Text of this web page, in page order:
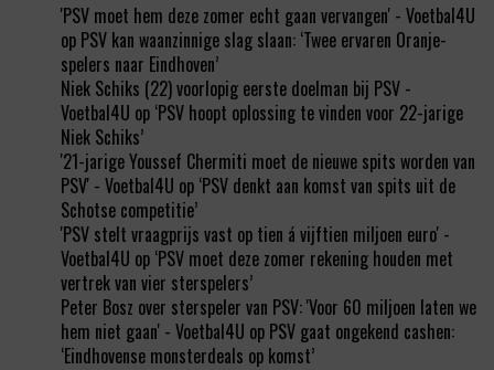
'PSV moet hem deze zomer echt gaan vervangen' - Voetbal4U
op PSV kan waanzinnige slag slaan: ‘Twee ervaren Oranje-
spelers naar Eindhoven’
Niek Schiks (22) voorlopig eerste doelman bij PSV -
Voetbal4U op ‘PSV hoopt oplossing te vinden voor 22-jarige
Niek Schiks’
'21-jarige Youssef Chermiti moet de nieuwe spits worden van
PSV' - Voetbal4U op ‘PSV denkt aan komst van spits uit de
Schotse competitie’
'PSV stelt vraagprijs vast op tien á vijftien miljoen euro' -
Voetbal4U op ‘PSV moet deze zomer rekening houden met
vertrek van vier sterspelers’
Peter Bosz over sterspeler van PSV: 'Voor 60 miljoen laten we
hem niet gaan' - Voetbal4U op PSV gaat ongekend cashen:
‘Eindhovense monsterdeals op komst’